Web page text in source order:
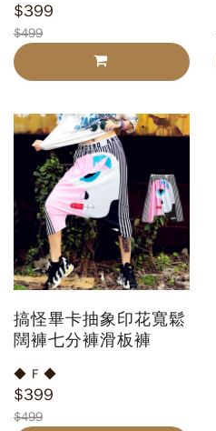
$399
$499
搞怪畢卡抽象印花寬鬆
闊褲七分褲滑板褲
◆ F ◆
$399
$499